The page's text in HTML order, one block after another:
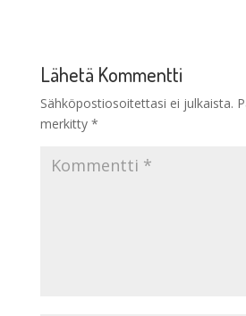
Lähetä Kommentti
Sähköpostiosoitettasi ei julkaista.
merkitty *